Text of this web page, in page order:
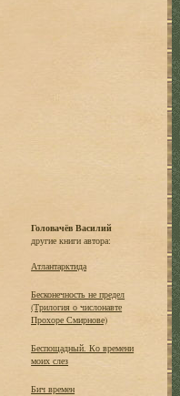
Головачёв Василий
другие книги автора:
Атлантарктида
Бесконечность не предел
(Трилогия о числонавте
Прохоре Смирнове)
Беспощадный. Ко времени
моих слез
Бич времен